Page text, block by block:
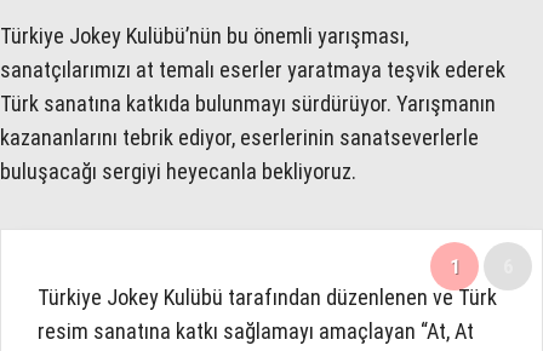
Türkiye Jokey Kulübü’nün bu önemli yarışması,
sanatçılarımızı at temalı eserler yaratmaya teşvik ederek
Türk sanatına katkıda bulunmayı sürdürüyor. Yarışmanın
kazananlarını tebrik ediyor, eserlerinin sanatseverlerle
buluşacağı sergiyi heyecanla bekliyoruz.
1
Türkiye Jokey Kulübü tarafından düzenlenen ve Türk
resim sanatına katkı sağlamayı amaçlayan “At, At